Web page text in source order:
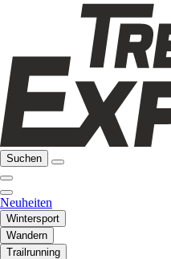
Suchen
Neuheiten
Wintersport
Wandern
Trailrunning